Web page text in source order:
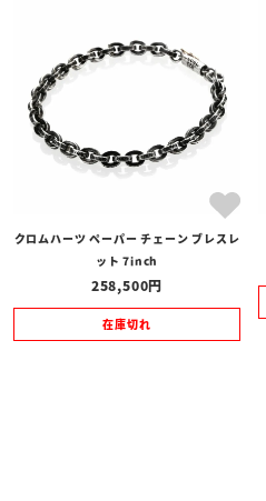
クロムハーツ ペーパー チェーン ブレスレ
ット 7inch
258,500
在庫切れ